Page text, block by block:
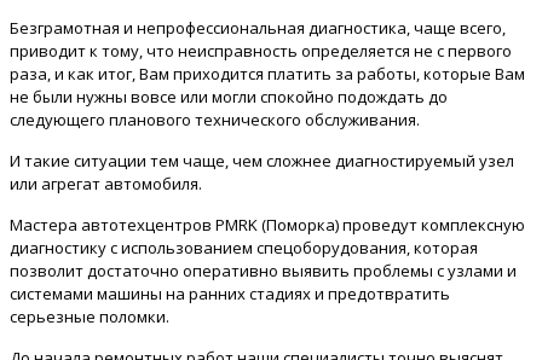
Безграмотная и непрофессиональная диагностика, чаще всего,
приводит к тому, что неисправность определяется не с первого
раза, и как итог, Вам приходится платить за работы, которые Вам
не были нужны вовсе или могли спокойно подождать до
следующего планового технического обслуживания.
И такие ситуации тем чаще, чем сложнее диагностируемый узел
или агрегат автомобиля.
Мастера автотехцентров PMRK (Поморка) проведут комплексную
диагностику с использованием спецоборудования, которая
позволит достаточно оперативно выявить проблемы с узлами и
системами машины на ранних стадиях и предотвратить
серьезные поломки.